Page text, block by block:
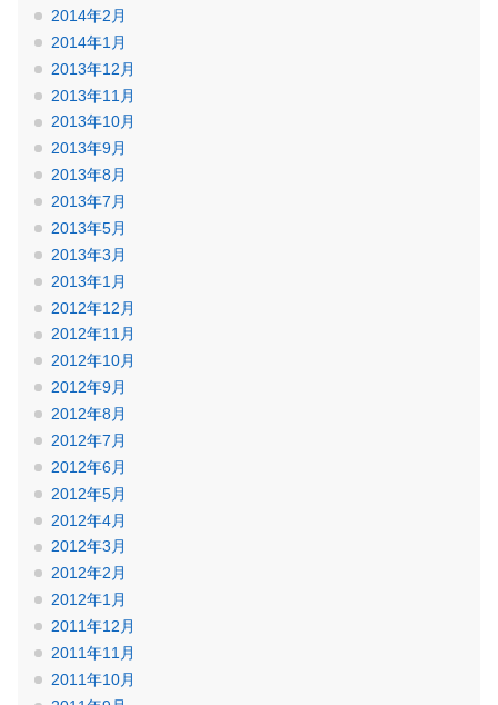
2014年2月
2014年1月
2013年12月
2013年11月
2013年10月
2013年9月
2013年8月
2013年7月
2013年5月
2013年3月
2013年1月
2012年12月
2012年11月
2012年10月
2012年9月
2012年8月
2012年7月
2012年6月
2012年5月
2012年4月
2012年3月
2012年2月
2012年1月
2011年12月
2011年11月
2011年10月